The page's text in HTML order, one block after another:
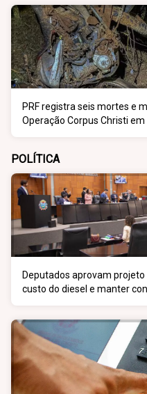
PRF registra seis mortes e
Operação Corpus Christi
POLÍTICA
Deputados aprovam
custo do diesel e manter